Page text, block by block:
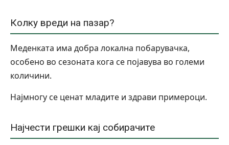
Колку вреди на пазар?
Меденката има добра локална побарувачка,
особено во сезоната кога се појавува во големи
количини.
Најмногу се ценат младите и здрави примероци.
Најчести грешки кај собирачите